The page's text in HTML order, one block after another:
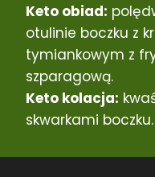
Keto obiad:
otulinie boczku z
tymiankowym z
szparagową.
Keto kolacja:
skwarkami boczku.